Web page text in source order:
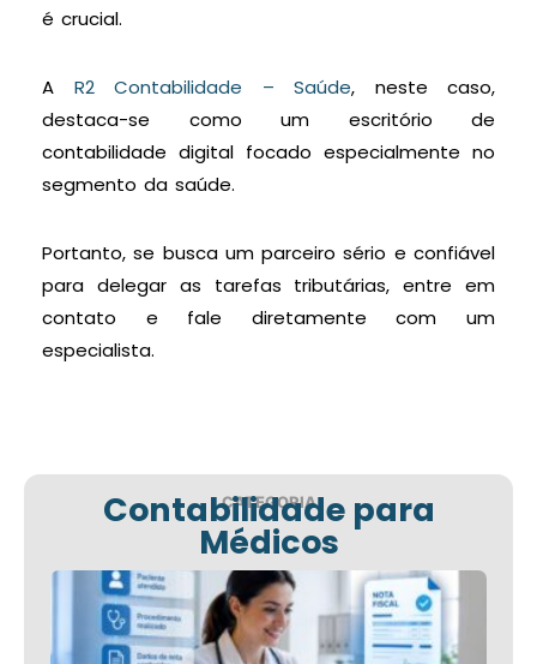
é crucial.
A R2 Contabilidade – Saúde, neste caso,
destaca-se como um escritório de
contabilidade digital focado especialmente no
segmento da saúde.
Portanto, se busca um parceiro sério e confiável
para delegar as tarefas tributárias, entre em
contato e fale diretamente com um
especialista.
CATEGORIA
Contabilidade para
Médicos